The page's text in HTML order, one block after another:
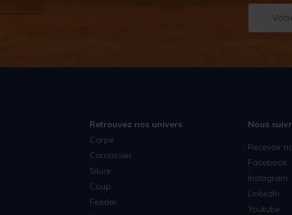
Retrouvez nos univers
Carpe
Carnassier
Silure
Coup
Feeder
Nous
Recevoir
Facebook
Instagram
LinkedIn
Youtube